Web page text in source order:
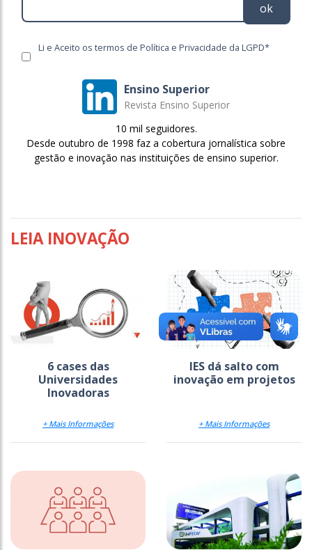
ok
Li e Aceito os termos de Política e Privacidade da LGPD*
Ensino Superior
Revista Ensino Superior
10 mil seguidores.
Desde outubro de 1998 faz a cobertura jornalística sobre
gestão e inovação nas instituições de ensino superior.
LEIA INOVAÇÃO
6 cases das
Universidades
Inovadoras
+ Mais Informações
IES dá salto com
inovação em projetos
+ Mais Informações